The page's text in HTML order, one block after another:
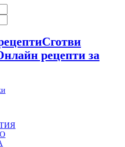
Сготви
рецепти за